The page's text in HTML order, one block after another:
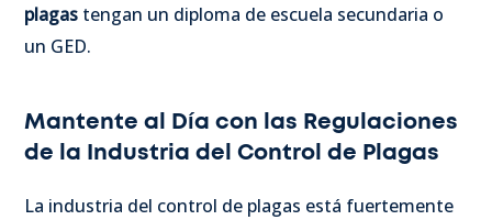
plagas tengan un diploma de escuela secundaria o
un GED.
Mantente al Día con las Regulaciones
de la Industria del Control de Plagas
La industria del control de plagas está fuertemente